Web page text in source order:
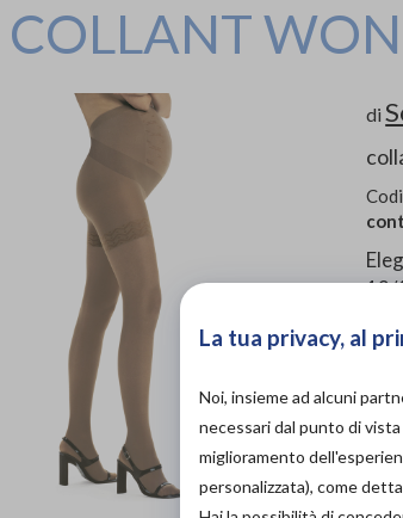
COLLANT
di
12/
La tua privacy, al
Noi, insieme ad alcuni
necessari dal punto di
miglioramento
personalizzata), come